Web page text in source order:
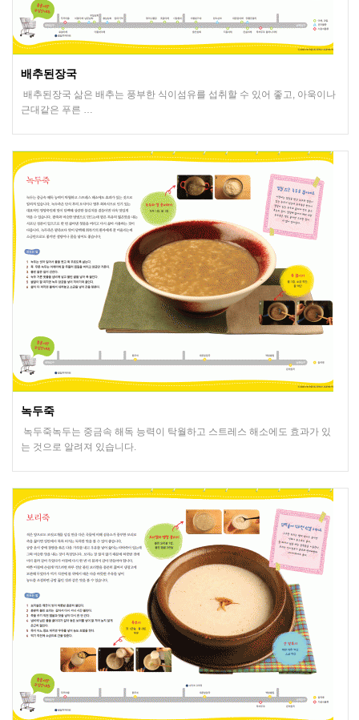
배추된장국
배추된장국 삶은 배추는 풍부한 식이섬유를 섭취할 수 있어 좋고, 아욱이나
근대같은 푸른 …
녹두죽
녹두죽녹두는 중금속 해독 능력이 탁월하고 스트레스 해소에도 효과가 있
는 것으로 알려져 있습니다.